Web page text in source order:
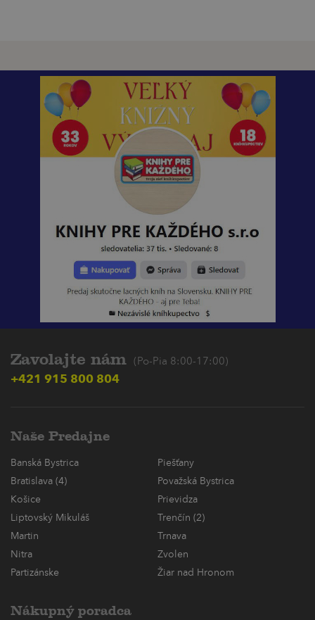
Zavolajte nám (Po-Pia 8:00-17:00)
+421 915 800 804
Naše Predajne
Banská Bystrica
Piešťany
Bratislava (4)
Považská Bystrica
Košice
Prievidza
Liptovský Mikuláš
Trenčín (2)
Martin
Trnava
Nitra
Zvolen
Partizánske
Žiar nad Hronom
Nákupný poradca